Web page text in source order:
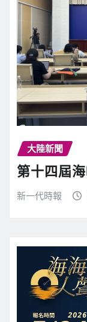
大陸新聞
第十四屆
新一代時報